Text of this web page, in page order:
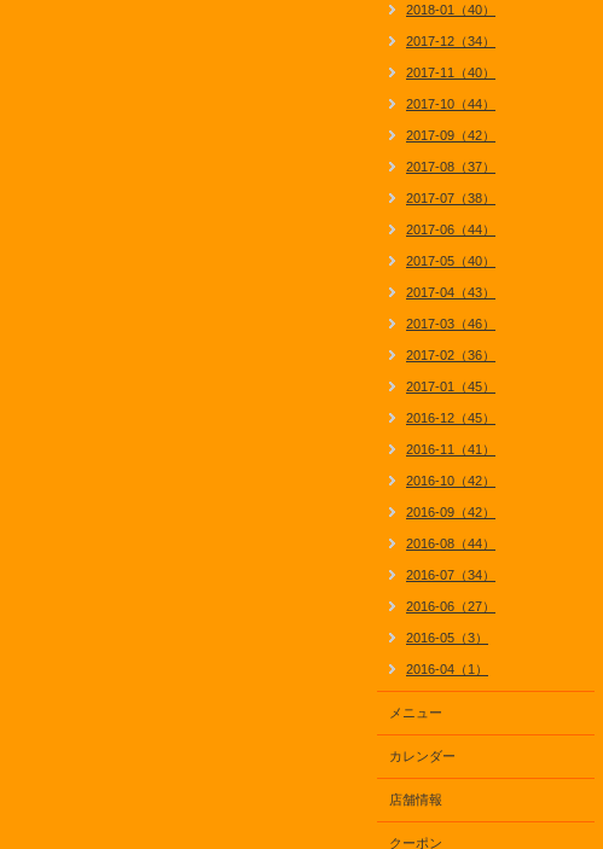
2018-01（40）
2017-12（34）
2017-11（40）
2017-10（44）
2017-09（42）
2017-08（37）
2017-07（38）
2017-06（44）
2017-05（40）
2017-04（43）
2017-03（46）
2017-02（36）
2017-01（45）
2016-12（45）
2016-11（41）
2016-10（42）
2016-09（42）
2016-08（44）
2016-07（34）
2016-06（27）
2016-05（3）
2016-04（1）
メニュー
カレンダー
店舗情報
クーポン